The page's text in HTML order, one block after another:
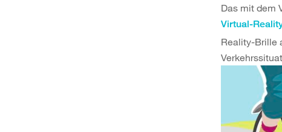
Das mit dem
Virtual-
Reality-Brille